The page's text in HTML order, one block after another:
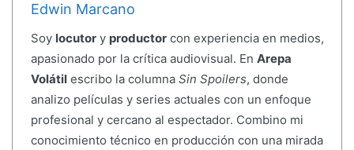
Edwin Marcano
Soy locutory productorcon experiencia en medios,
apasionado por la crítica audiovisual. En Arepa
Volátilescribo la columna Sin Spoilers, donde
analizo películas y series actuales con un enfoque
profesional y cercano al espectador. Combino mi
conocimiento técnico en producción con una mirada